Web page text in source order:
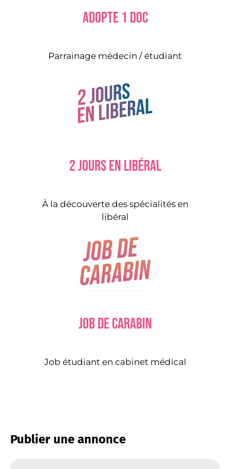
Adopte 1 doc
Parrainage médecin / étudiant
2 jours en libéral
À la découverte des spécialités en
libéral
Job de carabin
Job étudiant en cabinet médical
Publier une annonce